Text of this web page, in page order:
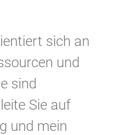
sich an
und
sind
Sie auf
und mein